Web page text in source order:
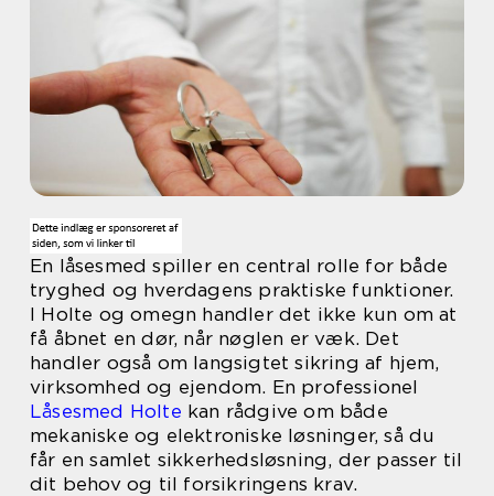
En låsesmed spiller en central rolle for både
tryghed og hverdagens praktiske funktioner.
I Holte og omegn handler det ikke kun om at
få åbnet en dør, når nøglen er væk. Det
handler også om langsigtet sikring af hjem,
virksomhed og ejendom. En professionel
Låsesmed Holte kan rådgive om både
mekaniske og elektroniske løsninger, så du
får en samlet sikkerhedsløsning, der passer til
dit behov og til forsikringens krav.